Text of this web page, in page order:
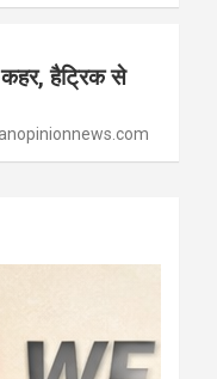
कहर, हैट्रिक से